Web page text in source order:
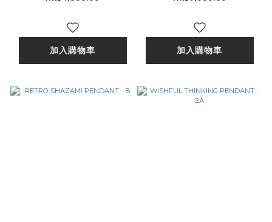
加入購物車 加入購物車